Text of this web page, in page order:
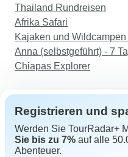
Thailand Rundreisen
Afrika Safari
Kajaken und
Anna (selbstgeführt) - 7
Chiapas Explorer
Support
Kontakt
Registrieren und
Werden Sie TourRadar+
Sie bis zu 7% auf alle
Abenteuer.